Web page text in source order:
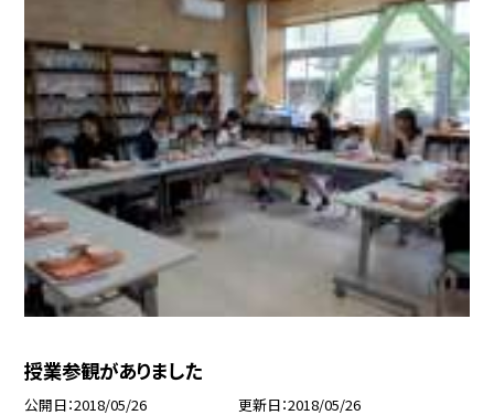
授業参観がありました
公開日 2018/05/26 更新日 2018/05/26